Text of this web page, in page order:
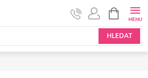
HLEDAT
NÁKUPNÍ
KOŠÍK